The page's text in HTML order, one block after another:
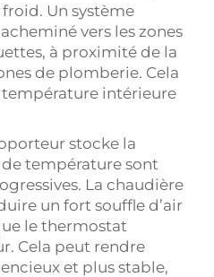
Un système
vers les zones
à proximité de la
de plomberie. Cela
intérieure
stocke la
température sont
La chaudière
un fort souffle d’air
le thermostat
Cela peut rendre
et plus stable,